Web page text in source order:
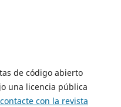
de código abierto
una licencia pública
contacte con la revista